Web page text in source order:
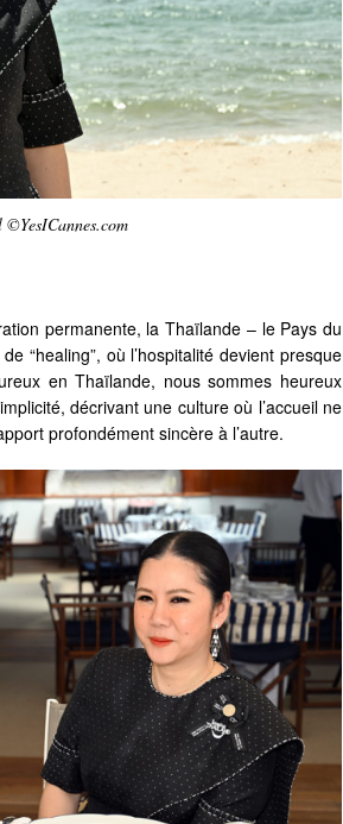
permanente, la Thaïlande – le Pays du
“healing”, où l’hospitalité devient presque
en Thaïlande, nous sommes heureux
décrivant une culture où l’accueil ne
profondément sincère à l’autre.